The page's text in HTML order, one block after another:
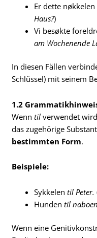
Er dette nøkkelen
Haus?)
Vi besøkte
am Wochenende
In diesen Fällen
Schlüssel) mit seinem
1.2
Wenntil verwendet
das zugehörige
bestimmten Form.
Beispiele:
Sykkelentil Peter.
Hundentil
Wenn eine